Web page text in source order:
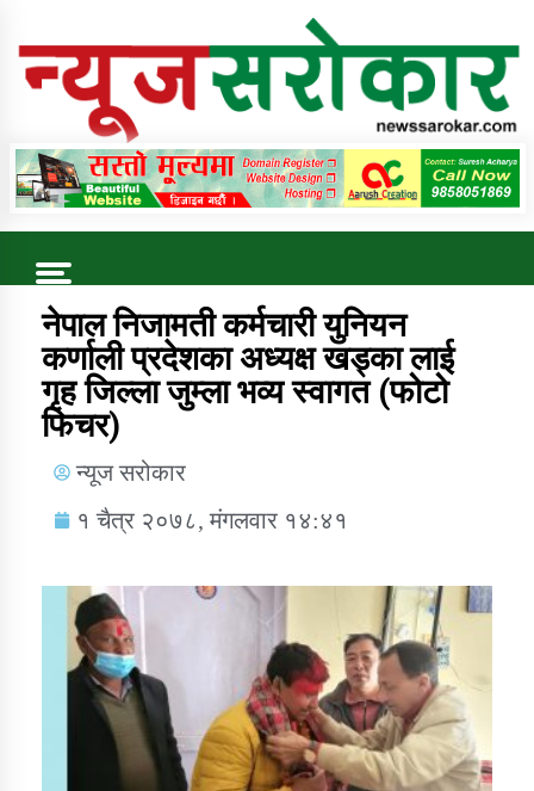
Online News Portal
Trending Now
कुषि बिकास कार्यालय जुम्ला सुचना सन्देश
डिभिजन कार्यालय जुम्लाको सुचना सन्देश
कर्णाली प्रविधि शिक्षालय जुम्लाको सुचना
नेपाल निजामती कर्मचारी युनियन
कर्णाली प्रदेशका अध्यक्ष खड्का लाई
गृह जिल्ला जुम्ला भव्य स्वागत (फोटो
फिचर)
न्यूज सरोकार
१ चैत्र २०७८, मंगलवार १४:४१